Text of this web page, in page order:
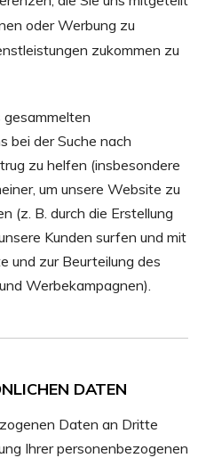
oder Werbung zu
zukommen zu
bei der Suche nach
zu helfen (insbesondere
um unsere Website zu
(z. B. durch die Erstellung
Kunden surfen und mit
und zur Beurteilung des
Werbekampagnen).
DATEN
Daten an Dritte
Ihrer personenbezogenen